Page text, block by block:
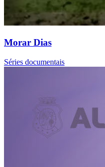
Morar Dias
Séries documentais